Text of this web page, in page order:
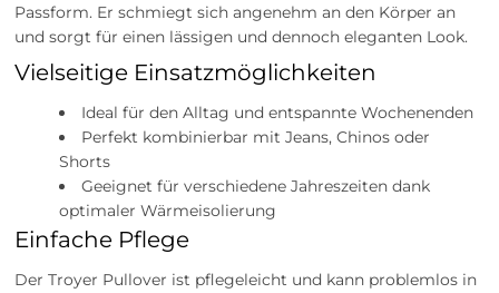
Passform. Er schmiegt sich angenehm an den Körper an
und sorgt für einen lässigen und dennoch eleganten Look.
Vielseitige Einsatzmöglichkeiten
Ideal für den Alltag und entspannte Wochenenden
Perfekt kombinierbar mit Jeans, Chinos oder
Shorts
Geeignet für verschiedene Jahreszeiten dank
optimaler Wärmeisolierung
Einfache Pflege
Der Troyer Pullover ist pflegeleicht und kann problemlos in